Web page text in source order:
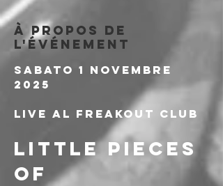
À propos de
l'événement
Sabato 1 Novembre
2025
Live al Freakout Club
LITTLE PIECES
OF